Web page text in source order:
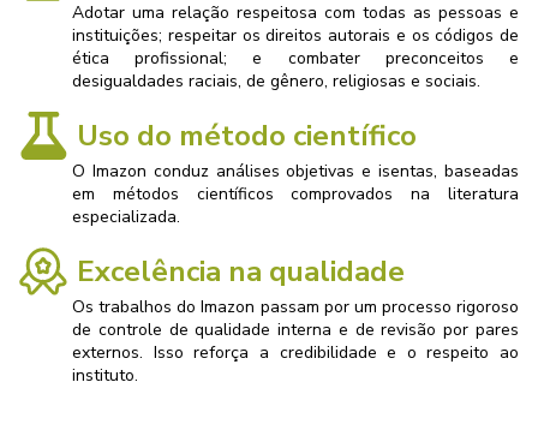
Adotar uma relação respeitosa com todas as pessoas e
instituições; respeitar os direitos autorais e os códigos de
ética profissional; e combater preconceitos e
desigualdades raciais, de gênero, religiosas e sociais.
Uso do método científico
O Imazon conduz análises objetivas e isentas, baseadas
em métodos científicos comprovados na literatura
especializada.
Excelência na qualidade
Os trabalhos do Imazon passam por um processo rigoroso
de controle de qualidade interna e de revisão por pares
externos. Isso reforça a credibilidade e o respeito ao
instituto.